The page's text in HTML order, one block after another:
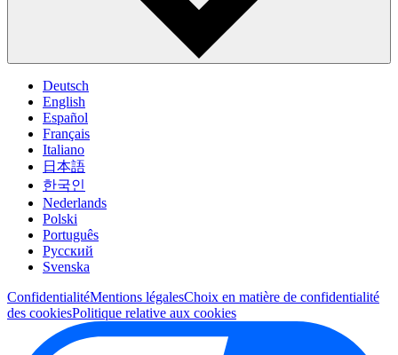
Deutsch
English
Español
Français
Italiano
日本語
한국인
Nederlands
Polski
Português
Pусский
Svenska
ConfidentialitéMentions légalesChoix en matière de confidentialité
des cookiesPolitique relative aux cookies